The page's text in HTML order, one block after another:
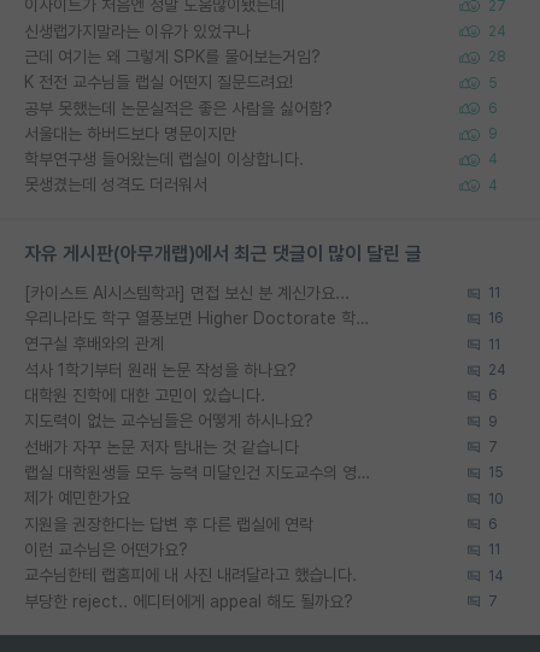
이사이트가 처음엔 정말 도움많이됐는데 27
신생랩가지말라는 이유가 있었구나 24
근데 여기는 왜 그렇게 SPK를 물어보는거임? 28
K 전전 교수님들 랩실 어떤지 질문드려요! 5
공부 못했는데 논문실적은 좋은 사람을 싫어함? 6
서울대는 하버드보다 명문이지만 9
학부연구생 들어왔는데 랩실이 이상합니다. 4
못생겼는데 성격도 더러워서 4
자유 게시판(아무개랩)에서 최근 댓글이 많이 달린 글
[카이스트 AI시스템학과] 면접 보신 분 계신가요... 11
우리나라도 학구 열풍보면 Higher Doctorate 학위가 필요하다고 봅니다. 16
연구실 후배와의 관계 11
석사 1학기부터 원래 논문 작성을 하나요? 24
대학원 진학에 대한 고민이 있습니다. 6
지도력이 없는 교수님들은 어떻게 하시나요? 9
선배가 자꾸 논문 저자 탐내는 것 같습니다 7
랩실 대학원생들 모두 능력 미달인건 지도교수의 영향 아닌가? 15
제가 예민한가요 10
지원을 권장한다는 답변 후 다른 랩실에 연락 6
이런 교수님은 어떤가요? 11
교수님한테 랩홈피에 내 사진 내려달라고 했습니다. 14
부당한 reject.. 에디터에게 appeal 해도 될까요? 7